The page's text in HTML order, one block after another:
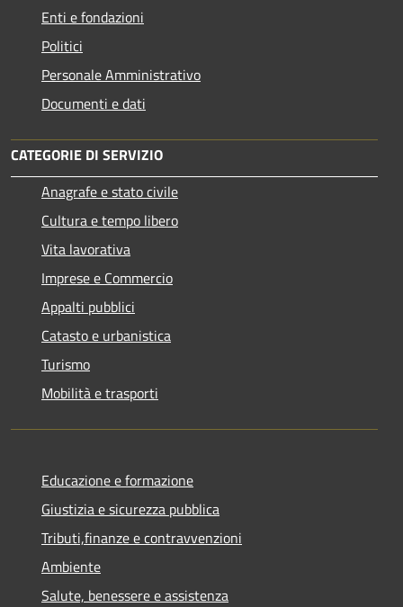
Enti e fondazioni
Politici
Personale Amministrativo
Documenti e dati
CATEGORIE DI SERVIZIO
Anagrafe e stato civile
Cultura e tempo libero
Vita lavorativa
Imprese e Commercio
Appalti pubblici
Catasto e urbanistica
Turismo
Mobilità e trasporti
Educazione e formazione
Giustizia e sicurezza pubblica
Tributi,finanze e contravvenzioni
Ambiente
Salute, benessere e assistenza